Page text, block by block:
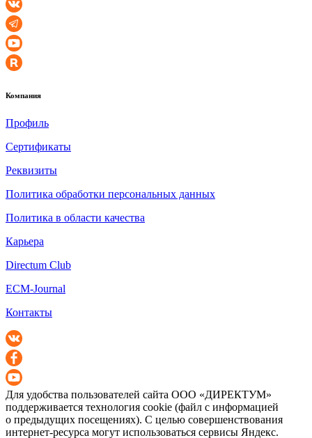
Компания
Профиль
Сертификаты
Реквизиты
Политика обработки персональных данных
Политика в области качества
Карьера
Directum Club
ECM-Journal
Контакты
Для удобства пользователей сайта ООО «ДИРЕКТУМ»
поддерживается технология cookie (файл с информацией
о предыдущих посещениях). С целью совершенствования
интернет-ресурса могут использоваться сервисы Яндекс.